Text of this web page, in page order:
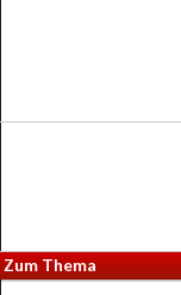
Zum Thema